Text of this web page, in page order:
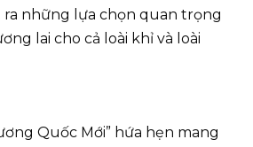
ra những lựa chọn quan trọng
lai cho cả loài khỉ và loài
Quốc Mới” hứa hẹn mang